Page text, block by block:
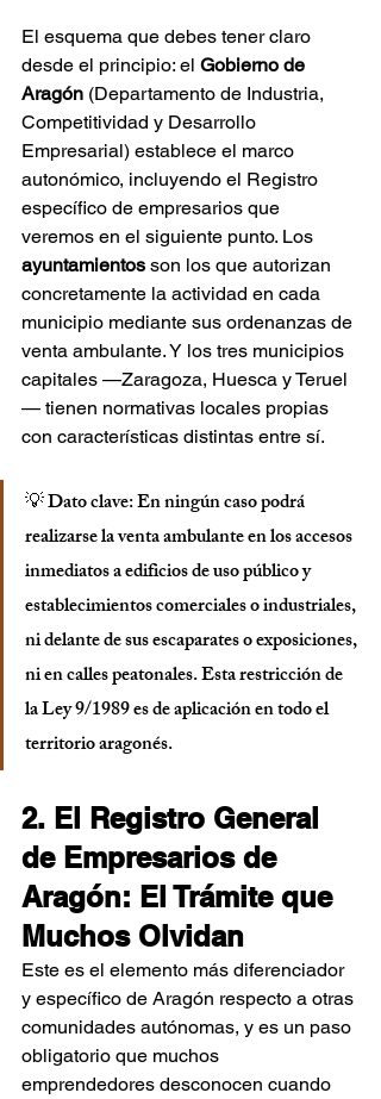
El esquema que debes tener claro
desde el principio: el Gobierno de
Aragón (Departamento de Industria,
Competitividad y Desarrollo
Empresarial) establece el marco
autonómico, incluyendo el Registro
específico de empresarios que
veremos en el siguiente punto. Los
ayuntamientos son los que autorizan
concretamente la actividad en cada
municipio mediante sus ordenanzas de
venta ambulante. Y los tres municipios
capitales —Zaragoza, Huesca y Teruel
— tienen normativas locales propias
con características distintas entre sí.
💡 Dato clave: En ningún caso podrá
realizarse la venta ambulante en los accesos
inmediatos a edificios de uso público y
establecimientos comerciales o industriales,
ni delante de sus escaparates o exposiciones,
ni en calles peatonales. Esta restricción de
la Ley 9/1989 es de aplicación en todo el
territorio aragonés.
2. El Registro General
de Empresarios de
Aragón: El Trámite que
Muchos Olvidan
Este es el elemento más diferenciador
y específico de Aragón respecto a otras
comunidades autónomas, y es un paso
obligatorio que muchos
emprendedores desconocen cuando